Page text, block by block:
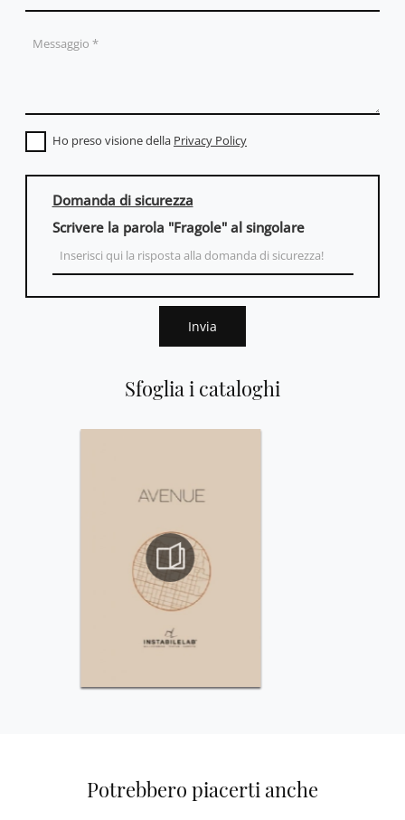
Sfoglia i cataloghi
Ho preso visione della Privacy Policy
Domanda di sicurezza
Scrivere la parola "Fragole" al singolare
Invia
Potrebbero piacerti anche